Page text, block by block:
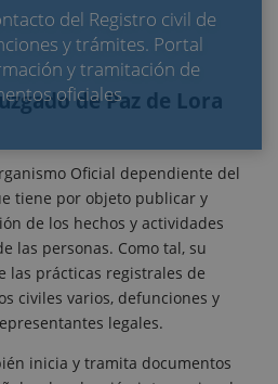
del Registro civil de
y trámites. Portal
y tramitación de
oficiales
de Paz de Lora
Oficial dependiente del
tiene por objeto publicar y
de los hechos y actividades
las personas. Como tal, su
las prácticas registrales de
civiles varios, defunciones y
legales.
inicia y tramita documentos